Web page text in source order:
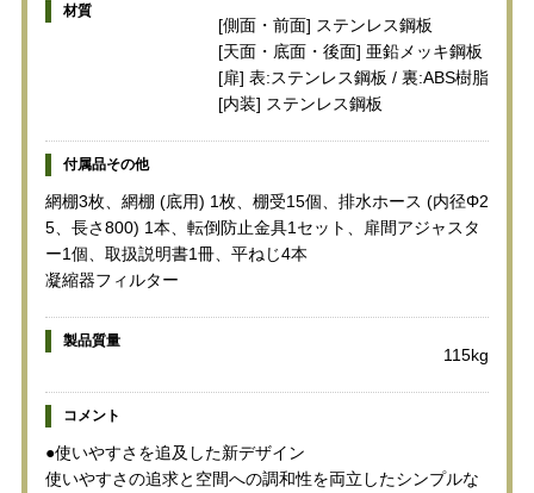
材質
[側面・前面] ステンレス鋼板
[天面・底面・後面] 亜鉛メッキ鋼板
[扉] 表:ステンレス鋼板 / 裏:ABS樹脂
[内装] ステンレス鋼板
付属品その他
網棚3枚、網棚 (底用) 1枚、棚受15個、排水ホース (内径Φ2
5、長さ800) 1本、転倒防止金具1セット、扉間アジャスタ
ー1個、取扱説明書1冊、平ねじ4本
凝縮器フィルター
製品質量
115kg
コメント
●使いやすさを追及した新デザイン
使いやすさの追求と空間への調和性を両立したシンプルな